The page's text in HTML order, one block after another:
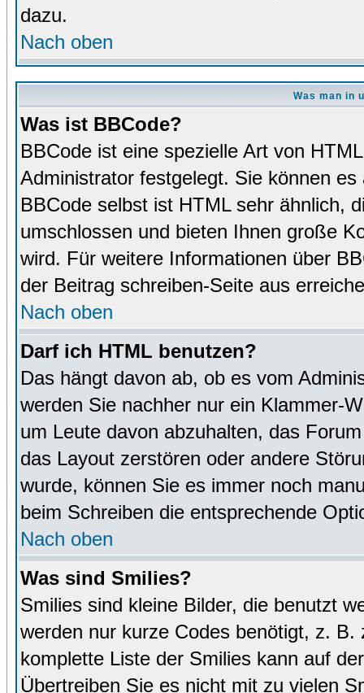
dazu.
Nach oben
Was man in
Was ist BBCode?
BBCode ist eine spezielle Art von
Administrator festgelegt. Sie können
BBCode selbst ist HTML sehr ähnlich,
umschlossen und bieten Ihnen große
wird. Für weitere Informationen über
der Beitrag schreiben-Seite aus
Nach oben
Darf ich HTML benutzen?
Das hängt davon ab, ob es vom
werden Sie nachher nur ein Klammer-
um Leute davon abzuhalten, das
das Layout zerstören oder andere
wurde, können Sie es immer noch
beim Schreiben die entsprechende
Nach oben
Was sind Smilies?
Smilies sind kleine Bilder, die benutzt
werden nur kurze Codes benötigt, z.
komplette Liste der Smilies kann auf
Übertreiben Sie es nicht mit zu vielen